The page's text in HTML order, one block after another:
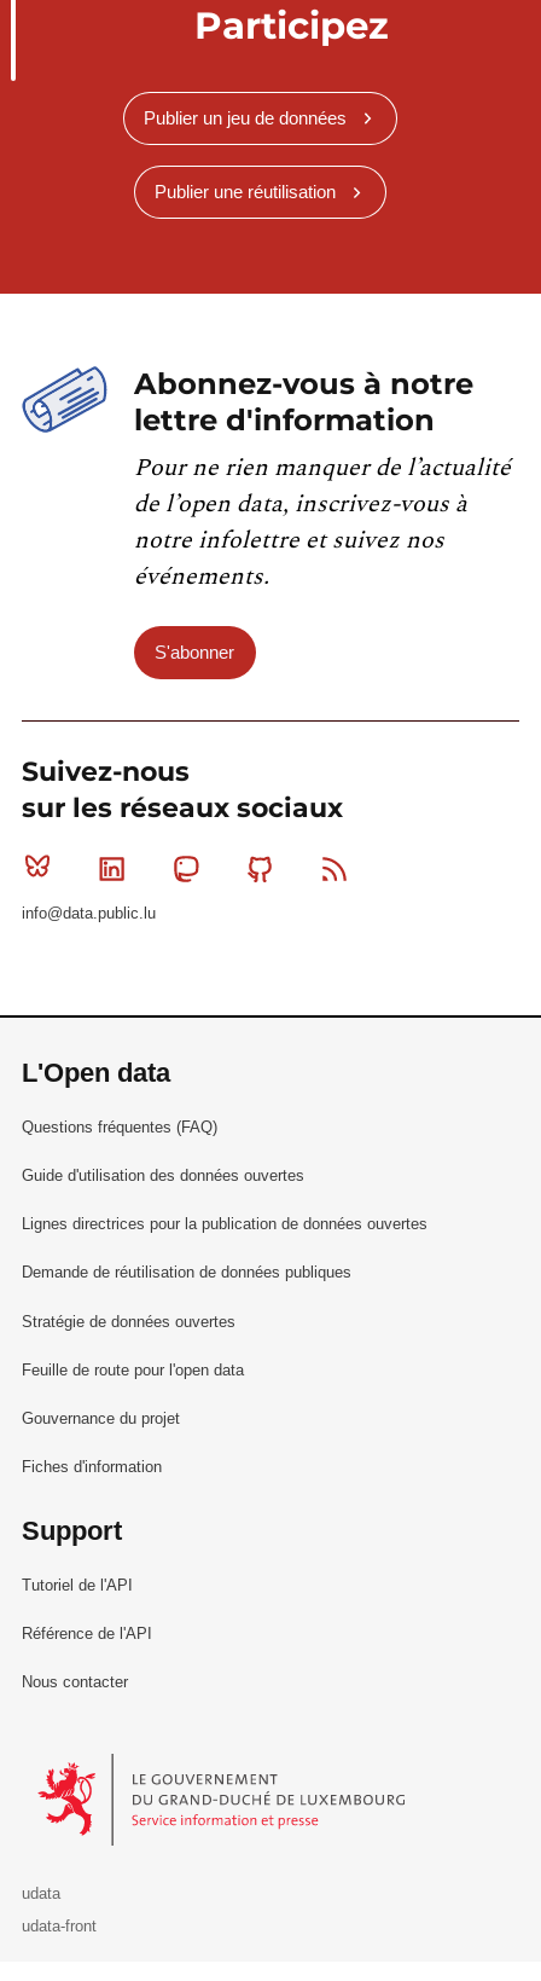
Participez
Publier un jeu de données
Publier une réutilisation
Abonnez-vous à notre
lettre d'information
Pour ne rien manquer de l’actualité
de l’open data, inscrivez-vous à
notre infolettre et suivez nos
événements.
S'abonner
Suivez-nous
sur les réseaux sociaux
Bluesky Linkedin MastodonGithub
info@data.public.lu
L'Open data
Questions fréquentes (FAQ)
Guide d'utilisation des données ouvertes
Lignes directrices pour la publication de données ouvertes
Demande de réutilisation de données publiques
Stratégie de données ouvertes
Feuille de route pour l'open data
Gouvernance du projet
Fiches d'information
Support
Tutoriel de l'API
Référence de l'API
Nous contacter
Le Gouvernement du Grand-Duché de Luxembourg - Service
udata
udata-front